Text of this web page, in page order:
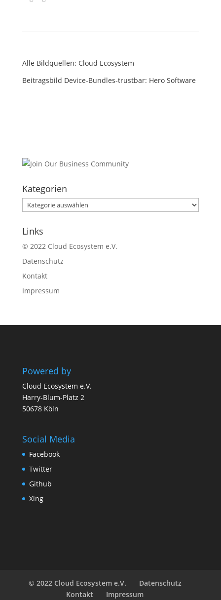
Alle Bildquellen: Cloud Ecosystem
Beitragsbild Device-Bundles-trustbar: Hero Software
Kategorien
Kategorien
Links
© 2022 Cloud Ecosystem e.V.
Datenschutz
Kontakt
Impressum
Powered by
Cloud Ecosystem e.V.
Harry-Blum-Platz 2
50678 Köln
Social Media
Facebook
Twitter
Github
Xing
© 2022 Cloud Ecosystem e.V.
Datenschutz
Kontakt
Impressum